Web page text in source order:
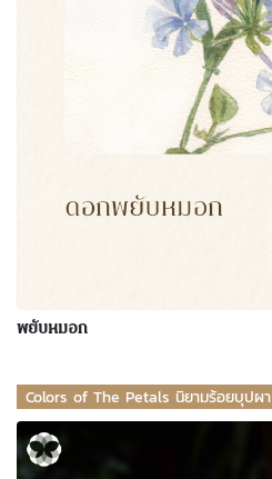
พยับหมอก
Colors of The Petals นิยามร้อยบุปผา